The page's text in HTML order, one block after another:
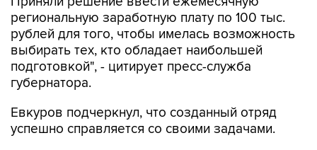
региональную заработную плату по 100 тыс.
рублей для того, чтобы имелась возможность
выбирать тех, кто обладает наибольшей
подготовкой", - цитирует пресс-служба
губернатора.
Евкуров подчеркнул, что созданный отряд
успешно справляется со своими задачами.